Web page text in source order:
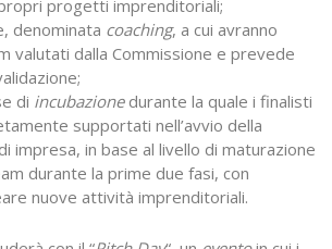
progetti imprenditoriali;
denominata coaching, a cui avranno
valutati dalla Commissione e prevede
di incubazionedurante la quale i finalisti
supportati nell’avvio della
impresa, in base al livello di maturazione
durante la prime due fasi, con
nuove attività imprenditoriali.